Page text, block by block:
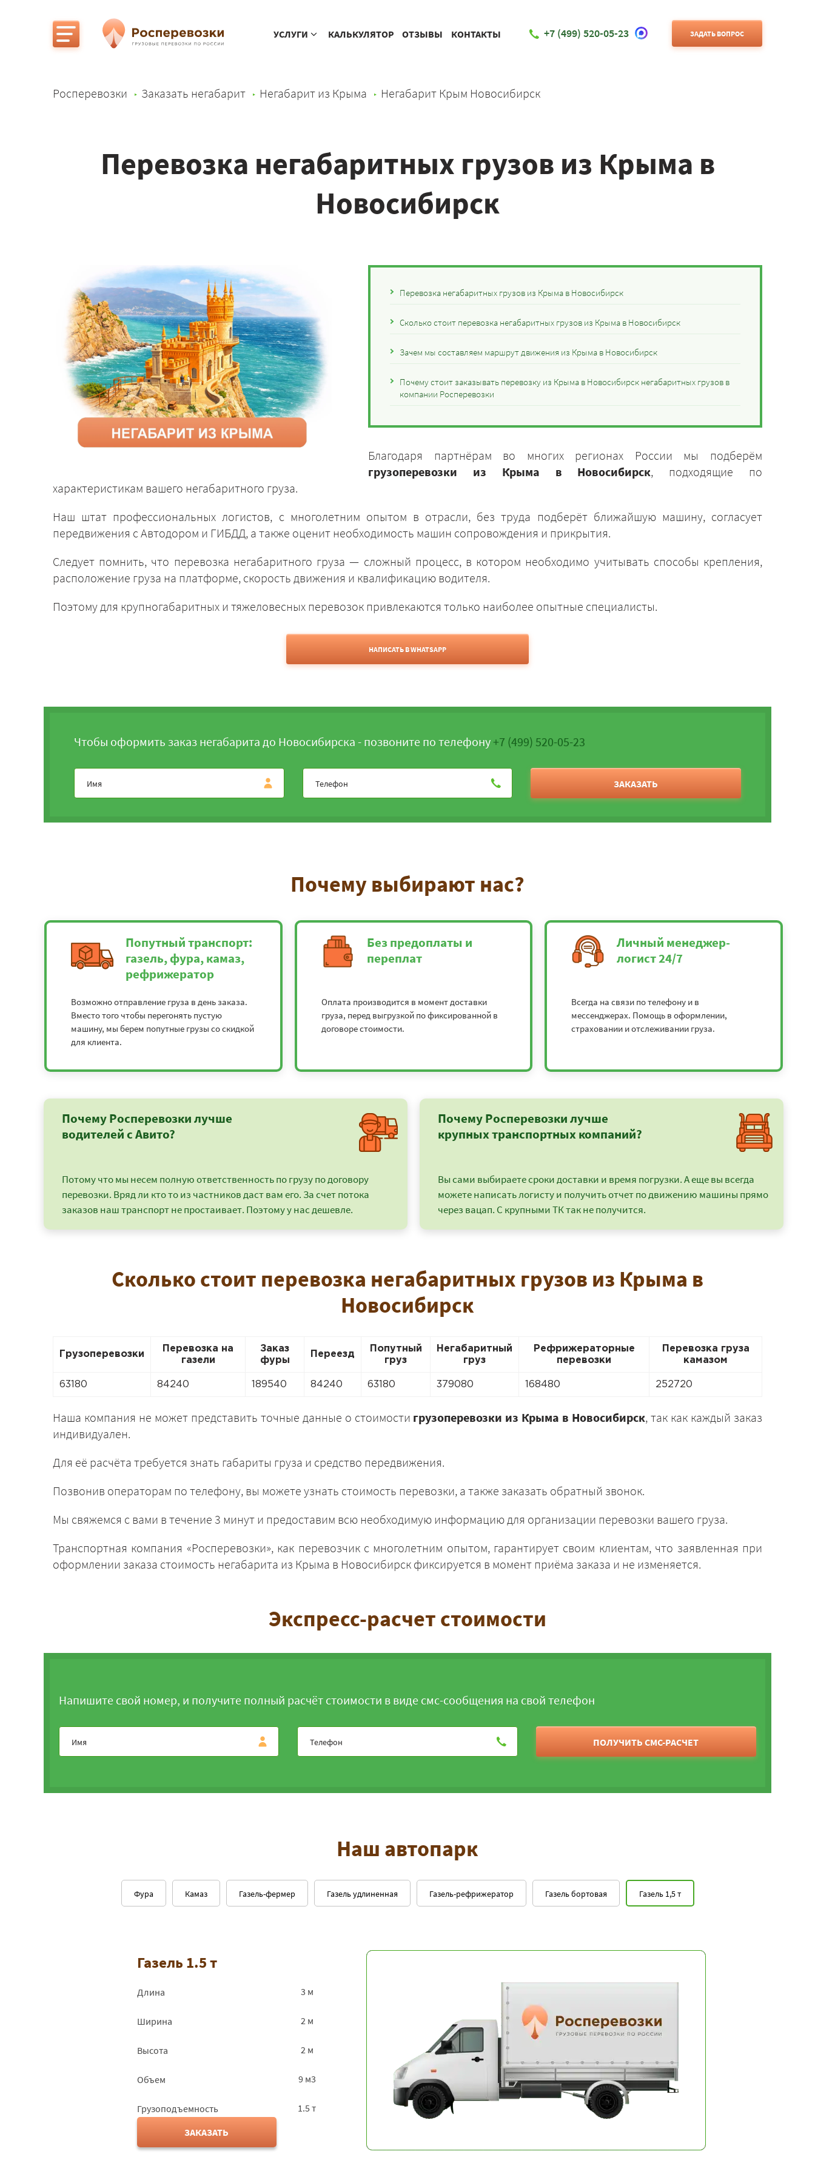
УСЛУГИ КАЛЬКУЛЯТОР ОТЗЫВЫ КОНТАКТЫ +7 (499) 520-05-23 ЗАДАТЬ ВОПРОС
Росперевозки Заказать негабарит Негабарит из Крыма Негабарит Крым Новосибирск
Перевозка негабаритных грузов из Крыма в
Новосибирск
Перевозка негабаритных грузов из Крыма в Новосибирск
Сколько стоит перевозка негабаритных грузов из Крыма в Новосибирск
Зачем мы составляем маршрут движения из Крыма в Новосибирск
Почему стоит заказывать перевозку из Крыма в Новосибирск негабаритных грузов в
компании Росперевозки
Благодаря партнёрам во многих регионах России мы подберём
грузоперевозки из Крыма в Новосибирск, подходящие по
характеристикам вашего негабаритного груза.
Наш штат профессиональных логистов, с многолетним опытом в отрасли, без труда подберёт ближайшую машину, согласует
передвижения с Автодором и ГИБДД, а также оценит необходимость машин сопровождения и прикрытия.
Следует помнить, что перевозка негабаритного груза — сложный процесс, в котором необходимо учитывать способы крепления,
расположение груза на платформе, скорость движения и квалификацию водителя.
Поэтому для крупногабаритных и тяжеловесных перевозок привлекаются только наиболее опытные специалисты.
НАПИСАТЬ В WHATSAPP
Чтобы оформить заказ негабарита до Новосибирска - позвоните по телефону+7 (499) 520-05-23
ЗАКАЗАТЬ
Почему выбирают нас?
Попутный транспорт:
газель, фура, камаз,
рефрижератор
Возможно отправление груза в день заказа.
Вместо того чтобы перегонять пустую
машину, мы берем попутные грузы со скидкой
для клиента.
Без предоплаты и
переплат
Оплата производится в момент доставки
груза, перед выгрузкой по фиксированной в
договоре стоимости.
Личный менеджер-
логист 24/7
Всегда на связи по телефону и в
мессенджерах. Помощь в оформлении,
страховании и отслеживании груза.
Почему Росперевозки лучше
водителей с Авито?
Потому что мы несем полную ответственность по грузу по договору
перевозки. Вряд ли кто то из частников даст вам его. За счет потока
заказов наш транспорт не простаивает. Поэтому у нас дешевле.
Почему Росперевозки лучше
крупных транспортных компаний?
Вы сами выбираете сроки доставки и время погрузки. А еще вы всегда
можете написать логисту и получить отчет по движению машины прямо
через вацап. С крупными ТК так не получится.
Сколько стоит перевозка негабаритных грузов из Крыма в
Новосибирск
Грузоперевозки
Перевозка на
газели
Заказ
фуры
Переезд
Попутный
груз
Негабаритный
груз
Рефрижераторные
перевозки
Перевозка груза
камазом
63180 84240 189540 84240 63180 379080 168480 252720
Наша компания не может представить точные данные о стоимости грузоперевозки из Крыма в Новосибирск, так как каждый заказ
индивидуален.
Для её расчёта требуется знать габариты груза и средство передвижения.
Позвонив операторам по телефону, вы можете узнать стоимость перевозки, а также заказать обратный звонок.
Мы свяжемся с вами в течение 3 минут и предоставим всю необходимую информацию для организации перевозки вашего груза.
Транспортная компания «Росперевозки», как перевозчик с многолетним опытом, гарантирует своим клиентам, что заявленная при
оформлении заказа стоимость негабарита из Крыма в Новосибирск фиксируется в момент приёма заказа и не изменяется.
Экспресс-расчет стоимости
Напишите свой номер, и получите полный расчёт стоимости в виде смс-сообщения на свой телефон
ПОЛУЧИТЬ СМС-РАСЧЕТ
Наш автопарк
Газель 1,5 т
Газель удлиненная Газель бортовая
Газель-рефрижератор
Газель-фермер
Камаз
Фура
Газель 1.5 т
Длина 3 м
Ширина 2 м
Высота 2 м
Объем 9 м3
Грузоподъемность
1.5 т
ЗАКАЗАТЬ
+7 (499) 520-05-23